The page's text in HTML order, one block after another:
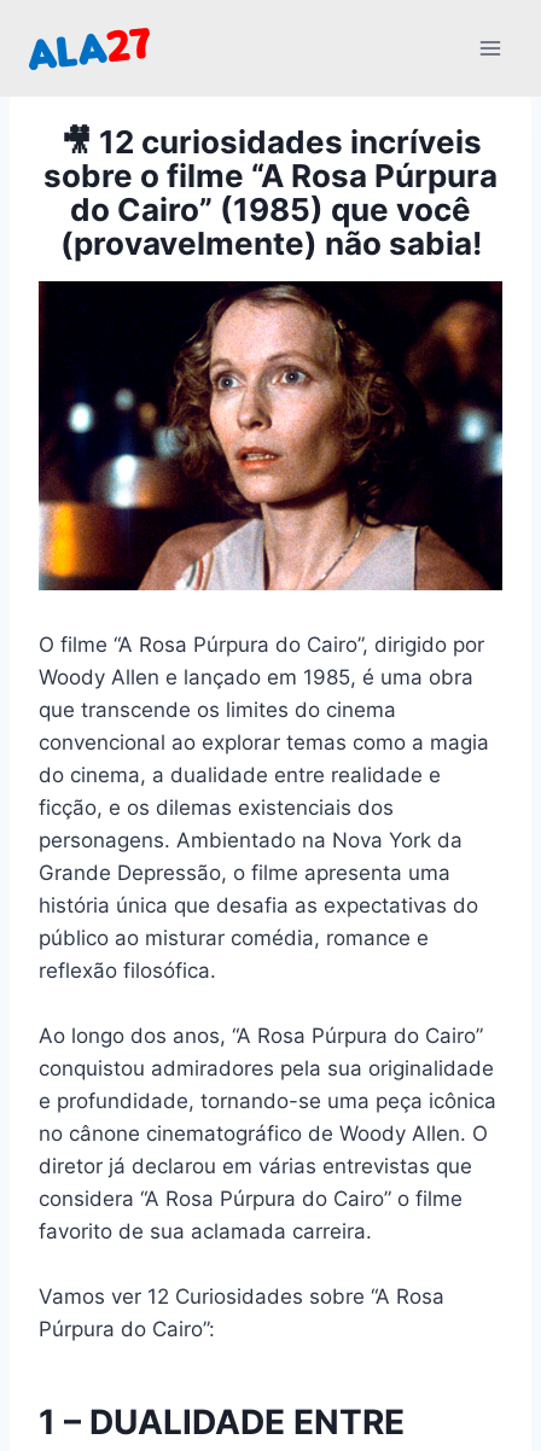
para
🎥 12 curiosidades incríveis
sobre o filme “A Rosa Púrpura
do Cairo” (1985) que você
(provavelmente) não sabia!
O filme “A Rosa Púrpura do Cairo”, dirigido por
Woody Allen e lançado em 1985, é uma obra
que transcende os limites do cinema
convencional ao explorar temas como a magia
do cinema, a dualidade entre realidade e
ficção, e os dilemas existenciais dos
personagens. Ambientado na Nova York da
Grande Depressão, o filme apresenta uma
história única que desafia as expectativas do
público ao misturar comédia, romance e
reflexão filosófica.
Ao longo dos anos, “A Rosa Púrpura do Cairo”
conquistou admiradores pela sua originalidade
e profundidade, tornando-se uma peça icônica
no cânone cinematográfico de Woody Allen. O
diretor já declarou em várias entrevistas que
considera “A Rosa Púrpura do Cairo” o filme
favorito de sua aclamada carreira.
Vamos ver 12 Curiosidades sobre “A Rosa
Púrpura do Cairo”:
1 – DUALIDADE ENTRE